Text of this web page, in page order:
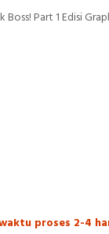
Part 1 Edisi
proses 2-4